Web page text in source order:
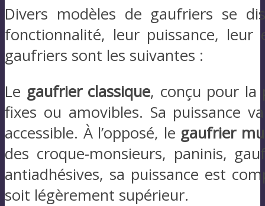
Divers modèles de gaufriers se
fonctionnalité, leur puissance,
gaufriers sont les suivantes :
Le gaufrier classique, conçu pour la
fixes ou amovibles. Sa puissance
accessible. À l’opposé, le gaufrier
des croque-monsieurs, paninis,
antiadhésives, sa puissance est
soit légèrement supérieur.